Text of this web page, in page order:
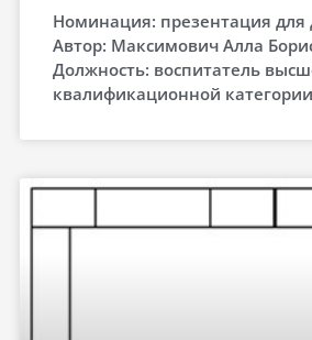
Номинация: презентация
Автор: Максимович Алла
Должность: воспитатель
квалификационной категории